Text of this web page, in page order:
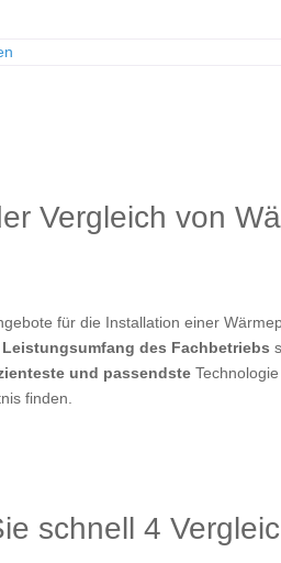
Vergleich von
für die Installation einer
des Fachbetriebs
und passendste
finden.
schnell 4